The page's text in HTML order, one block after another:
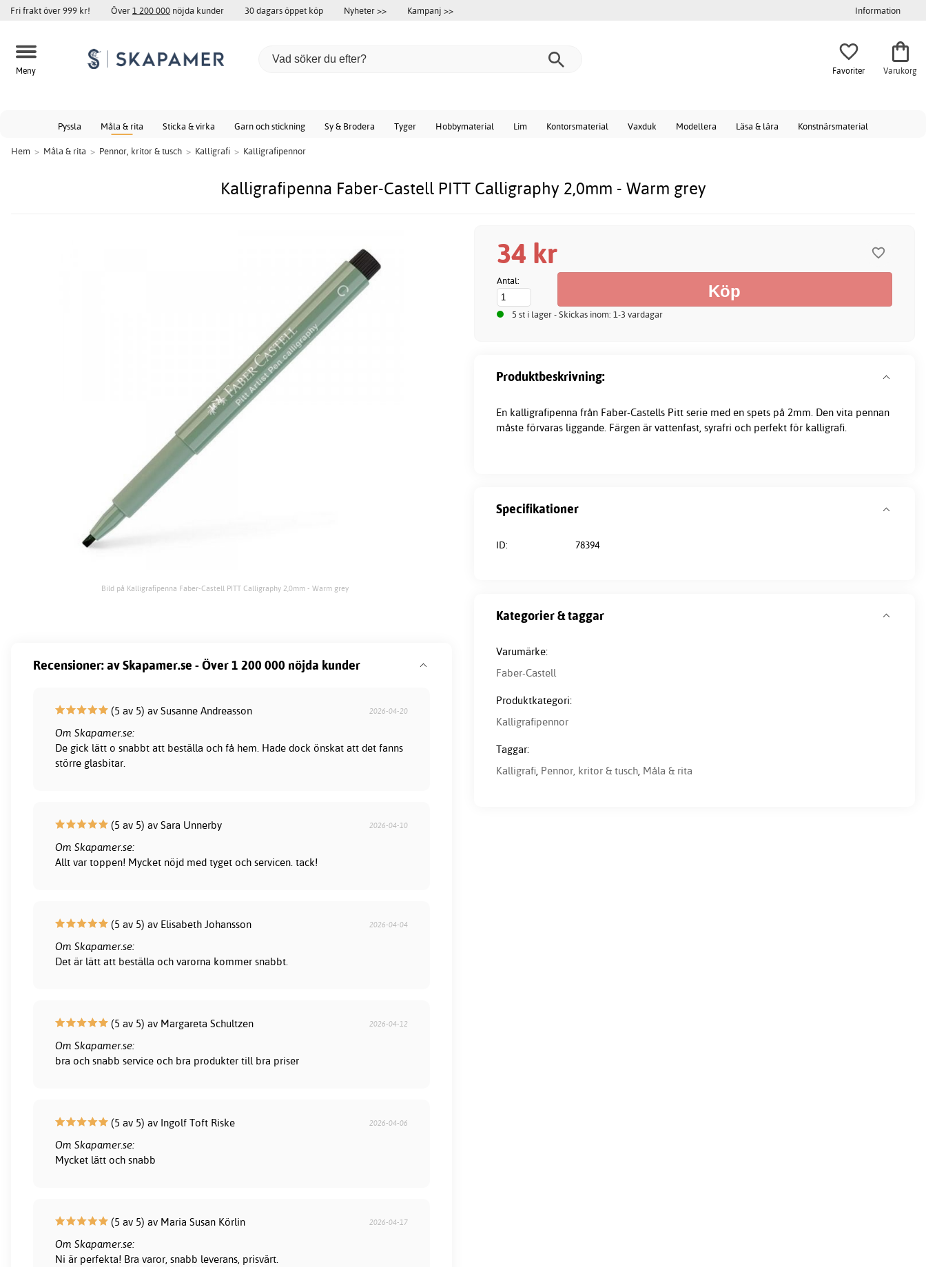
Fri frakt över 999 kr! Över1 200 000 nöjda kunder 30 dagars öppet köp Nyheter >> Kampanj >> Information
Meny Favoriter Varukorg
Pyssla Måla & rita Sticka & virka Garn och stickning Sy & Brodera Tyger Hobbymaterial Lim Kontorsmaterial Vaxduk Modellera Läsa & lära Konstnärsmaterial
Hem > Måla & rita > Pennor, kritor & tusch > Kalligrafi > Kalligrafipennor
Kalligrafipenna Faber-Castell PITT Calligraphy 2,0mm - Warm grey
Bild på Kalligrafipenna Faber-Castell PITT Calligraphy 2,0mm - Warm grey
34 kr
Antal:
5 st i lager - Skickas inom: 1-3 vardagar
Produktbeskrivning:
En kalligrafipenna från Faber-Castells Pitt serie med en spets på 2mm. Den vita pennan
måste förvaras liggande. Färgen är vattenfast, syrafri och perfekt för kalligrafi
Specifikationer
ID: 78394
Kategorier & taggar
Varumärke:
Faber-Castell
Produktkategori:
Kalligrafipennor
Taggar:
Kalligrafi, Pennor, kritor & tusch, Måla & rita
Recensioner: av Skapamer.se - Över 1 200 000 nöjda kunder
(5 av 5) av Susanne Andreasson 2026-04-20
Om Skapamer.se:
De gick lätt o snabbt att beställa och få hem. Hade dock önskat att det fanns
större glasbitar.
(5 av 5) av Sara Unnerby 2026-04-10
Om Skapamer.se:
Allt var toppen! Mycket nöjd med tyget och servicen. tack!
(5 av 5) av Elisabeth Johansson 2026-04-04
Om Skapamer.se:
Det är lätt att beställa och varorna kommer snabbt.
(5 av 5) av Margareta Schultzen 2026-04-12
Om Skapamer.se:
bra och snabb service och bra produkter till bra priser
(5 av 5) av Ingolf Toft Riske 2026-04-06
Om Skapamer.se:
Mycket lätt och snabb
(5 av 5) av Maria Susan Körlin 2026-04-17
Om Skapamer.se:
Ni är perfekta! Bra varor, snabb leverans, prisvärt.